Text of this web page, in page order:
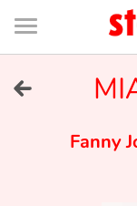
Connexion
Bibliothèque
de
page
Tester
Fanny